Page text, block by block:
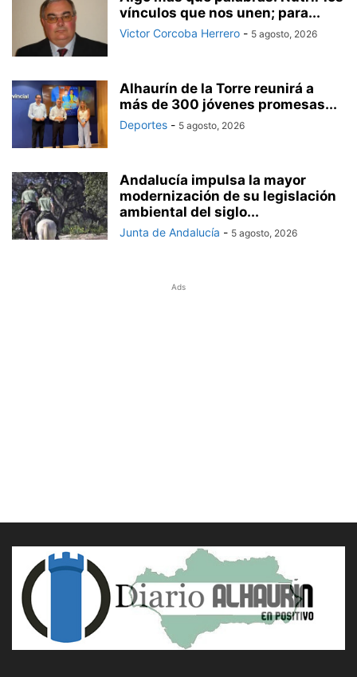
vínculos que nos unen; para...
Victor Corcoba Herrero - 5 agosto, 2026
Alhaurín de la Torre reunirá a
más de 300 jóvenes promesas...
Deportes - 5 agosto, 2026
Andalucía impulsa la mayor
modernización de su legislación
ambiental del siglo...
Junta de Andalucía - 5 agosto, 2026
Ads